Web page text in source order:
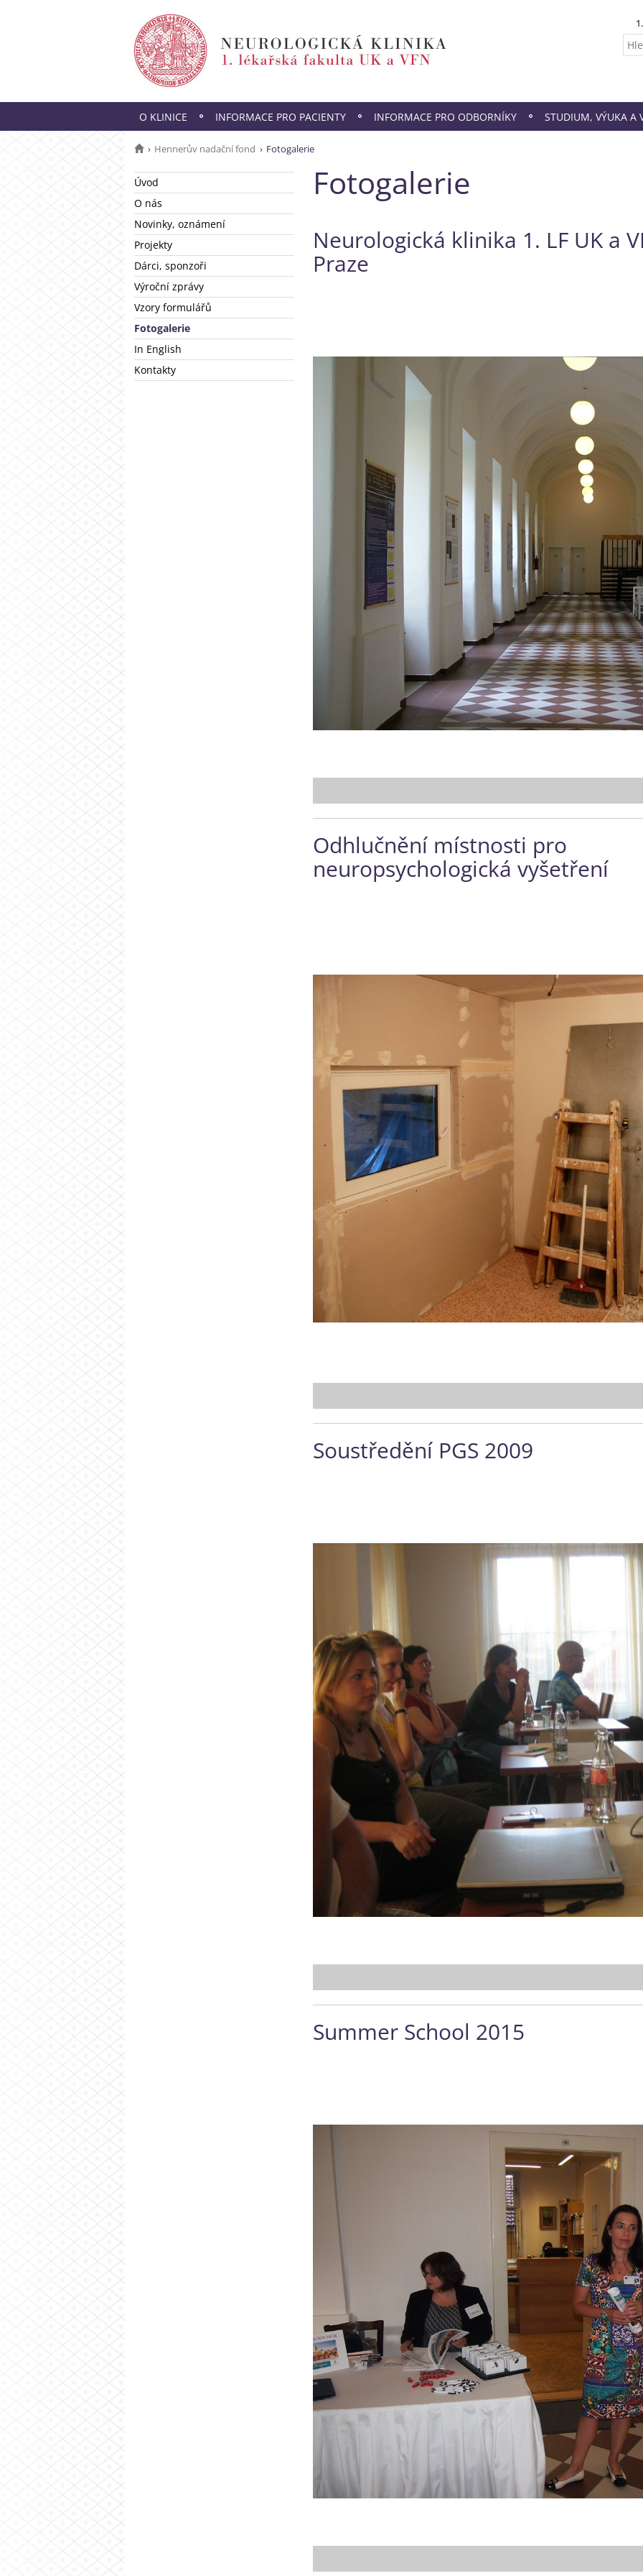
O KLINICE INFORMACE PRO PACIENTY INFORMACE PRO ODBORNÍKY STUDIUM, VÝUKA A
Hennerův nadační fond Fotogalerie
Úvod
O nás
Novinky, oznámení
Projekty
Dárci, sponzoři
Výroční zprávy
Vzory formulářů
Fotogalerie
In English
Kontakty
Fotogalerie
Neurologická klinika 1. LF UK a
Praze
Odhlučnění místnosti pro
neuropsychologická vyšetření
Soustředění PGS 2009
Summer School 2015